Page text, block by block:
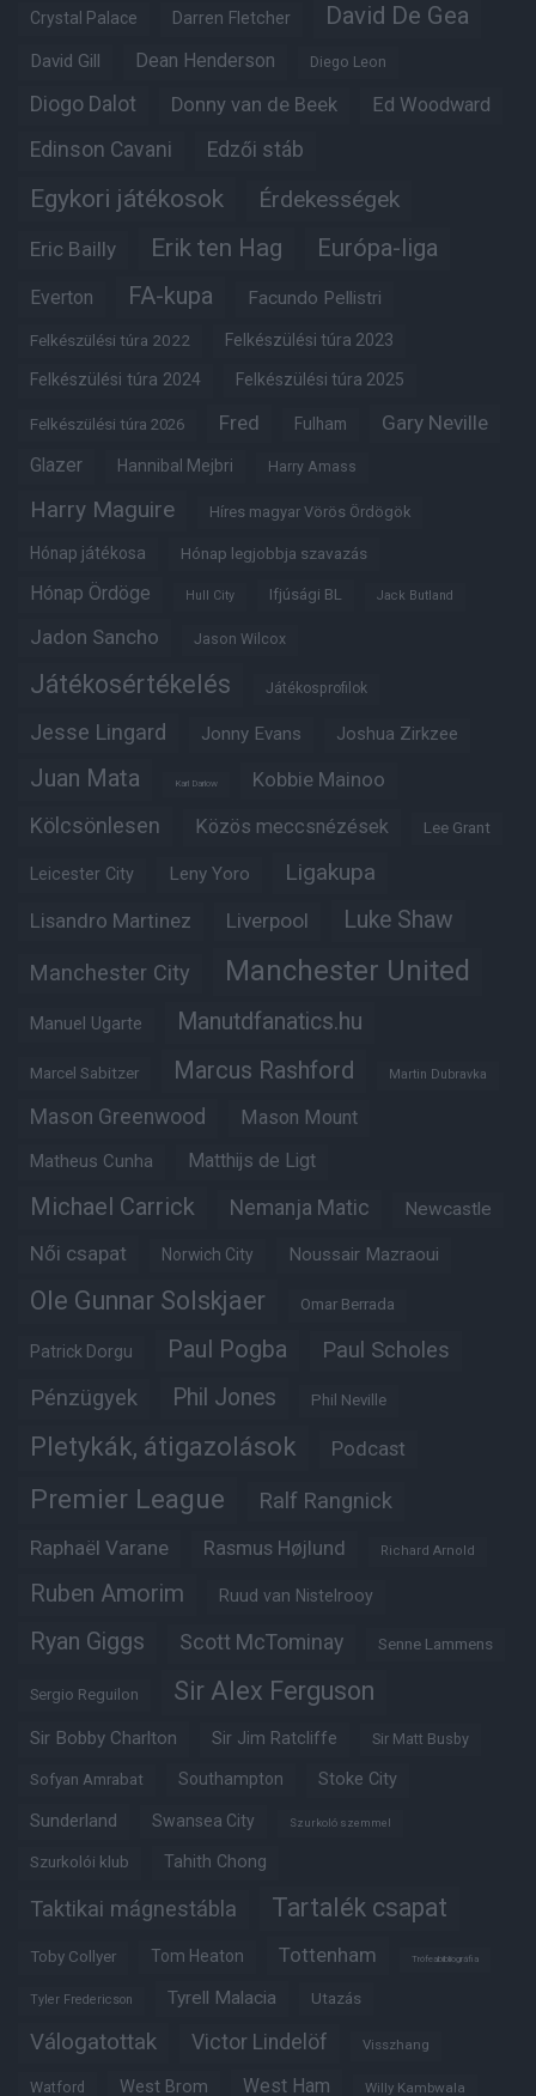
Crystal Palace Darren Fletcher David De Gea
David Gill Dean Henderson Diego Leon
Diogo Dalot Donny van de Beek Ed Woodward
Edinson Cavani Edzői stáb
Egykori játékosok Érdekességek
Eric Bailly Erik ten Hag Európa-liga
Everton FA-kupa Facundo Pellistri
Felkészülési túra 2022 Felkészülési túra 2023
Felkészülési túra 2024 Felkészülési túra 2025
Felkészülési túra 2026 Fred Fulham Gary Neville
Glazer Hannibal Mejbri Harry Amass
Harry Maguire Híres magyar Vörös Ördögök
Hónap játékosa Hónap legjobbja szavazás
Hónap Ördöge Hull City Ifjúsági BL Jack Butland
Jadon Sancho Jason Wilcox
Játékosértékelés Játékosprofilok
Jesse Lingard Jonny Evans Joshua Zirkzee
Juan Mata Karl Darlow Kobbie Mainoo
Kölcsönlesen Közös meccsnézések Lee Grant
Leicester City Leny Yoro Ligakupa
Lisandro Martinez Liverpool Luke Shaw
Manchester City Manchester United
Manuel Ugarte Manutdfanatics.hu
Marcel Sabitzer Marcus Rashford Martin Dubravka
Mason Greenwood Mason Mount
Matheus Cunha Matthijs de Ligt
Michael Carrick Nemanja Matic Newcastle
Női csapat Norwich City Noussair Mazraoui
Ole Gunnar Solskjaer Omar Berrada
Patrick Dorgu Paul Pogba Paul Scholes
Pénzügyek Phil Jones Phil Neville
Pletykák, átigazolások Podcast
Premier League Ralf Rangnick
Raphaël Varane Rasmus Højlund Richard Arnold
Ruben Amorim Ruud van Nistelrooy
Ryan Giggs Scott McTominay Senne Lammens
Sergio Reguilon Sir Alex Ferguson
Sir Bobby Charlton Sir Jim Ratcliffe Sir Matt Busby
Sofyan Amrabat Southampton Stoke City
Sunderland Swansea City Szurkoló szemmel
Szurkolói klub Tahith Chong
Taktikai mágnestábla Tartalék csapat
Toby Collyer Tom Heaton Tottenham Trófeabibliográfia
Tyler Fredericson Tyrell Malacia Utazás
Válogatottak Victor Lindelöf Visszhang
Watford West Brom West Ham Willy Kambwala